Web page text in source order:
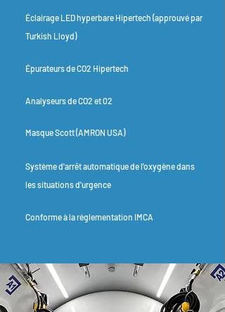
Éclairage LED hyperbare Hipertech (approuvé par
Turkish Lloyd)
Épurateurs de CO2 Hipertech
Analyseurs de CO2 et 02
Masque Scott (AMRON USA)
Système d'arrêt automatique de l'oxygène dans
les situations d'urgence
Conforme à la réglementation IMCA